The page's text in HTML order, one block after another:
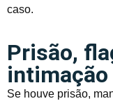
caso.
Prisão,
Se houve prisão,